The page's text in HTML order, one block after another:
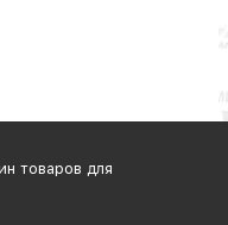
товаров для